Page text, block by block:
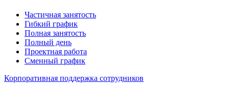
Частичная занятость
Гибкий график
Полная занятость
Полный день
Проектная работа
Сменный график
Корпоративная поддержка сотрудников